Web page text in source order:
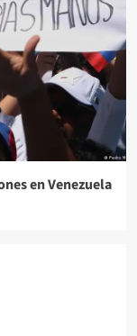
en Venezuela